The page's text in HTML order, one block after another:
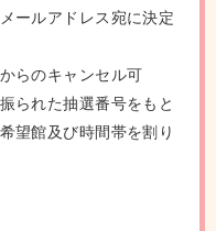
ールアドレス宛に決定
らのキャンセル可
られた抽選番号をもと
望館及び時間帯を割り